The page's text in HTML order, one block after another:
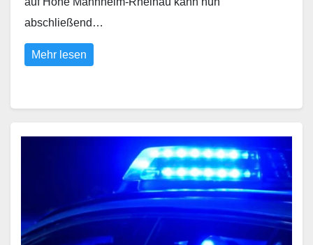
abschließend…
Mehr lesen